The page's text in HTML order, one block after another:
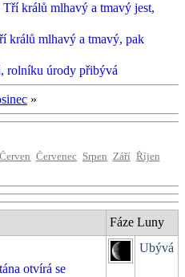
králů mlhavý a tmavý jest,
králů mlhavý a tmavý, pak
rolníku úrody přibývá
»
Červen Červenec Srpen Září Říjen
Fáze Luny
otvírá se
Ubývá